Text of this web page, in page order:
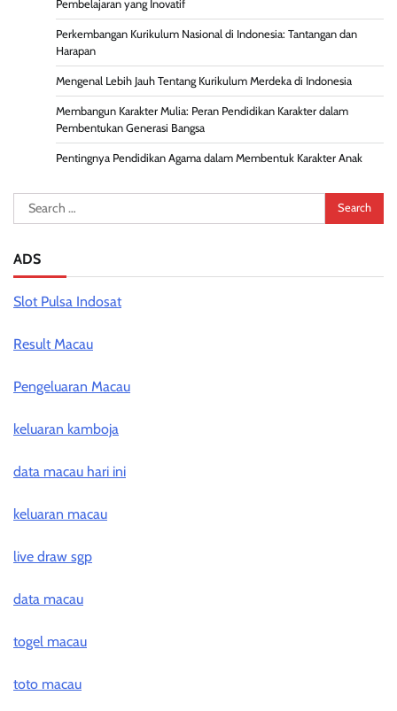
Pembelajaran yang Inovatif
Perkembangan Kurikulum Nasional di Indonesia: Tantangan dan
Harapan
Mengenal Lebih Jauh Tentang Kurikulum Merdeka di Indonesia
Membangun Karakter Mulia: Peran Pendidikan Karakter dalam
Pembentukan Generasi Bangsa
Pentingnya Pendidikan Agama dalam Membentuk Karakter Anak
Search
for:
ADS
Slot Pulsa Indosat
Result Macau
Pengeluaran Macau
keluaran kamboja
data macau hari ini
keluaran macau
live draw sgp
data macau
togel macau
toto macau